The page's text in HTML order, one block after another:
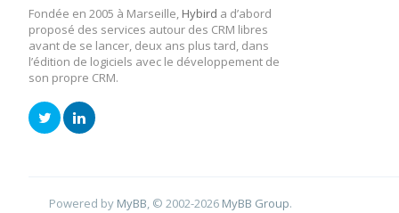
Fondée en 2005 à Marseille, Hybird a d’abord
proposé des services autour des CRM libres
avant de se lancer, deux ans plus tard, dans
l’édition de logiciels avec le développement de
son propre CRM.
Powered by MyBB , © 2002-2026 MyBB Group.